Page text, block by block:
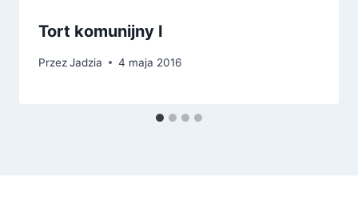
Tort komunijny I
PrzezJadzia 4 maja 2016